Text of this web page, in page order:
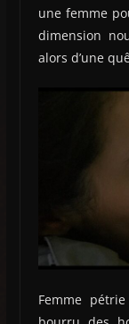
une femme
dimension
alors d’une
Femme